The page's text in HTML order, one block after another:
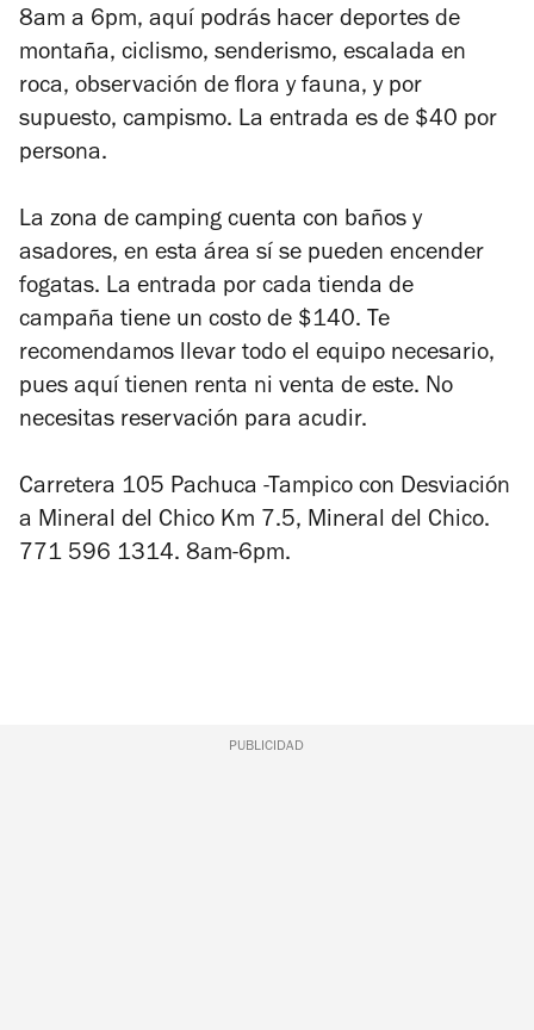
8am a 6pm, aquí podrás hacer deportes de
montaña, ciclismo, senderismo, escalada en
roca, observación de flora y fauna, y por
supuesto, campismo. La entrada es de $40 por
persona.
La zona de camping cuenta con baños y
asadores, en esta área sí se pueden encender
fogatas. La entrada por cada tienda de
campaña tiene un costo de $140. Te
recomendamos llevar todo el equipo necesario,
pues aquí tienen renta ni venta de este. No
necesitas reservación para acudir.
Carretera 105 Pachuca -Tampico con Desviación
a Mineral del Chico Km 7.5, Mineral del Chico.
771 596 1314. 8am-6pm.
PUBLICIDAD